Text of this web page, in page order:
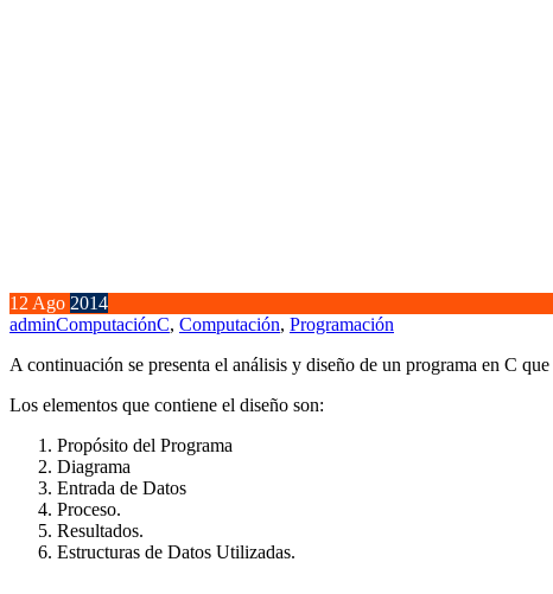
12Ago 2014
adminComputaciónC, Computación, Programación
A continuación se presenta el análisis y diseño de un programa en C que
Los elementos que contiene el diseño son:
Propósito del Programa
Diagrama
Entrada de Datos
Proceso.
Resultados.
Estructuras de Datos Utilizadas.